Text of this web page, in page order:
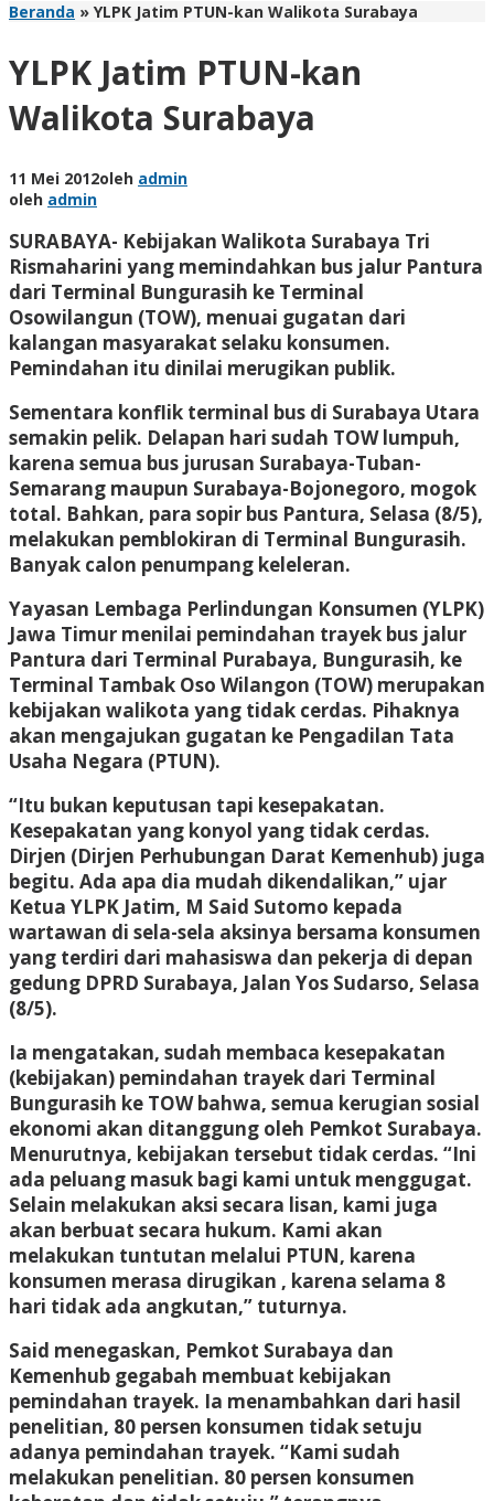
Beranda » YLPK Jatim PTUN-kan Walikota Surabaya
YLPK Jatim PTUN-kan
Walikota Surabaya
11 Mei 2012oleh admin
oleh admin
SURABAYA- Kebijakan Walikota Surabaya Tri
Rismaharini yang memindahkan bus jalur Pantura
dari Terminal Bungurasih ke Terminal
Osowilangun (TOW), menuai gugatan dari
kalangan masyarakat selaku konsumen.
Pemindahan itu dinilai merugikan publik.
Sementara konflik terminal bus di Surabaya Utara
semakin pelik. Delapan hari sudah TOW lumpuh,
karena semua bus jurusan Surabaya-Tuban-
Semarang maupun Surabaya-Bojonegoro, mogok
total. Bahkan, para sopir bus Pantura, Selasa (8/5),
melakukan pemblokiran di Terminal Bungurasih.
Banyak calon penumpang keleleran.
Yayasan Lembaga Perlindungan Konsumen (YLPK)
Jawa Timur menilai pemindahan trayek bus jalur
Pantura dari Terminal Purabaya, Bungurasih, ke
Terminal Tambak Oso Wilangon (TOW) merupakan
kebijakan walikota yang tidak cerdas. Pihaknya
akan mengajukan gugatan ke Pengadilan Tata
Usaha Negara (PTUN).
“Itu bukan keputusan tapi kesepakatan.
Kesepakatan yang konyol yang tidak cerdas.
Dirjen (Dirjen Perhubungan Darat Kemenhub) juga
begitu. Ada apa dia mudah dikendalikan,” ujar
Ketua YLPK Jatim, M Said Sutomo kepada
wartawan di sela-sela aksinya bersama konsumen
yang terdiri dari mahasiswa dan pekerja di depan
gedung DPRD Surabaya, Jalan Yos Sudarso, Selasa
(8/5).
Ia mengatakan, sudah membaca kesepakatan
(kebijakan) pemindahan trayek dari Terminal
Bungurasih ke TOW bahwa, semua kerugian sosial
ekonomi akan ditanggung oleh Pemkot Surabaya.
Menurutnya, kebijakan tersebut tidak cerdas. “Ini
ada peluang masuk bagi kami untuk menggugat.
Selain melakukan aksi secara lisan, kami juga
akan berbuat secara hukum. Kami akan
melakukan tuntutan melalui PTUN, karena
konsumen merasa dirugikan , karena selama 8
hari tidak ada angkutan,” tuturnya.
Said menegaskan, Pemkot Surabaya dan
Kemenhub gegabah membuat kebijakan
pemindahan trayek. Ia menambahkan dari hasil
penelitian, 80 persen konsumen tidak setuju
adanya pemindahan trayek. “Kami sudah
melakukan penelitian. 80 persen konsumen